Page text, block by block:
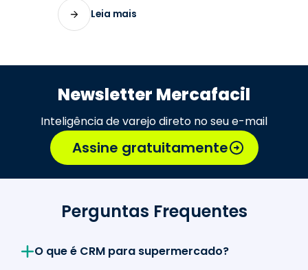
Leia mais
Newsletter Mercafacil
Inteligência de varejo direto no seu e-mail
Assine gratuitamente
Perguntas Frequentes
O que é CRM para supermercado?